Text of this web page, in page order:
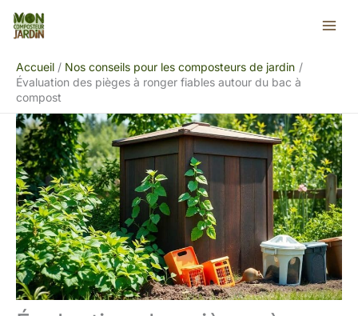
Aller
Accueil
Nos conseils pour les composteurs de jardin
Évaluation des pièges à ronger fiables autour du bac à
compost
Rechercher